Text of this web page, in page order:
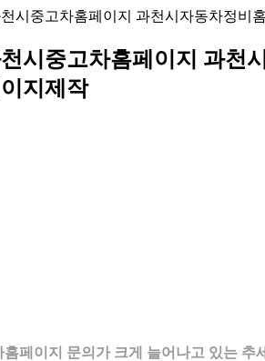
시중고차홈페이지 과천시자동차정비
시중고차홈페이지 과천
지제작
페이지 문의가 크게 늘어나고 있는